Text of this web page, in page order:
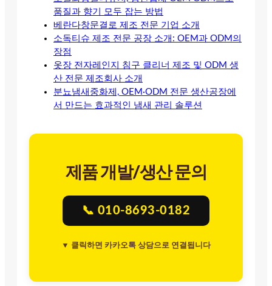
품질과 향기 모두 잡는 방법
베란다창문결로 제조 전문 기업 소개
소독티슈 제조 전문 공장 소개: OEM과 ODM의
장점
옷장 전자레인지 침구 클리너 제조 및 ODM 생
산 전문 제조회사 소개
분뇨냄새중화제, OEM·ODM 전문 생산공장에
서 만드는 효과적인 냄새 관리 솔루션
제품 개발/생산 문의
📞 010-8693-0182
▼ 클릭하면 카카오톡 상담으로 연결됩니다